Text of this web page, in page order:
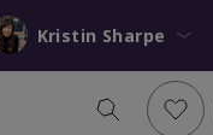
Kristin Sharpe